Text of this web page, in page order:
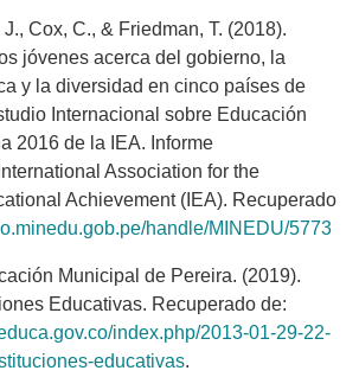
Cox, C., & Friedman, T. (2018).
jóvenes acerca del gobierno, la
y la diversidad en cinco países de
Internacional sobre Educación
2016 de la IEA. Informe
Association for the
Achievement (IEA). Recuperado
handle/MINEDU/5773
Municipal de Pereira. (2019).
Educativas. Recuperado de:
index.php/2013-01-29-22-
educativas.